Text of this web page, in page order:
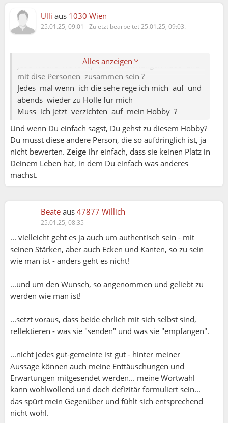
Ulli aus 1030 Wien
25.01.25, 09:01 -Zuletzt bearbeitet 25.01.25, 09:03.
Alles anzeigen
Schmetterling:
jede Woche wo ich spiel Veranstaltungen habe und
mit dise Personen zusammen sein ?
Jedes mal wenn ich die sehe rege ich mich auf und
abends wieder zu Hölle für mich
Muss ich jetzt verzichten auf mein Hobby ?
Und wenn Du einfach sagst, Du gehst zu diesem Hobby?
Du musst diese andere Person, die so aufdringlich ist, ja
nicht bewerten. Zeige ihr einfach, dass sie keinen Platz in
Deinem Leben hat, in dem Du einfach was anderes
machst.
Beate aus 47877 Willich
25.01.25, 08:35
... vielleicht geht es ja auch um authentisch sein - mit
seinen Stärken, aber auch Ecken und Kanten, so zu sein
wie man ist - anders geht es nicht!
...und um den Wunsch, so angenommen und geliebt zu
werden wie man ist!
...setzt voraus, dass beide ehrlich mit sich selbst sind,
reflektieren - was sie "senden" und was sie "empfangen".
...nicht jedes gut-gemeinte ist gut - hinter meiner
Aussage können auch meine Enttäuschungen und
Erwartungen mitgesendet werden... meine Wortwahl
kann wohlwollend und doch defizitär formuliert sein...
das spürt mein Gegenüber und fühlt sich entsprechend
nicht wohl.
Langfristig fördert das ein Fundament des
Vertrauens, da Ihr wisst, woran Ihr wirklich seid.
2.Glaubwürdigkeit und Authentizität
Dich verlassen, weil Deine Aussagen nicht
künstlich oder beschönigt sind. Das schafft ein
Gefühl von Verlässlichkeit in privaten wie
beruflichen Beziehungen.
3.Klare Kommunikation
Offene Worte verhindern oft, dass sich
Unklarheiten oder Missverständnisse aufstauen.
Ehrlichkeit trägt dazu bei, Probleme frühzeitig zu
erkennen und zu besprechen. Eine offene Fehler-
oder Feedbackkultur kann so Missstimmungen
Ehrliches Feedback kann Menschen helfen, sich
selbst kritisch zu reflektieren und
formuliert wird, kann sie ein Katalysator für
persönliches Wachstum sein.
Wider: Argumente gegen absolute Ehrlichkeit
1.Verletzte Gefühle und Konflikte
Gegenüber zu verletzen. Manche Wahrheiten
können sehr hart klingen, wenn ihnen das nötige
können dadurch erst entstehen, anstatt gelöst zu
werden.
2.Wunsch nach Harmonie
In manchen Situationen ziehen es Menschen vor,
den Frieden zu wahren, statt die volle Wahrheit zu
hören. Dies kann in engen Beziehungen, Familien